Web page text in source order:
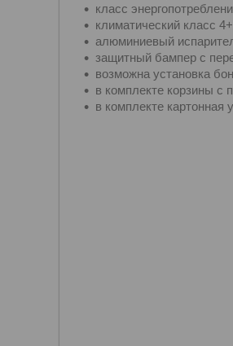
класс
климатический класс
алюминиевый
защитный бампер с
возможна установка
в комплекте корзины с
в комплекте картонная